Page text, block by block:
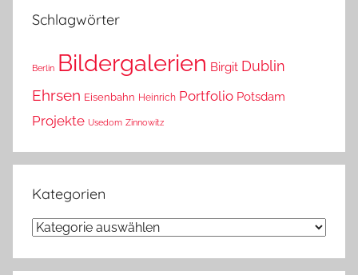
Schlagwörter
Berlin Bildergalerien Birgit Dublin
Ehrsen Eisenbahn Heinrich Portfolio Potsdam
Projekte Usedom Zinnowitz
Kategorien
Kategorien